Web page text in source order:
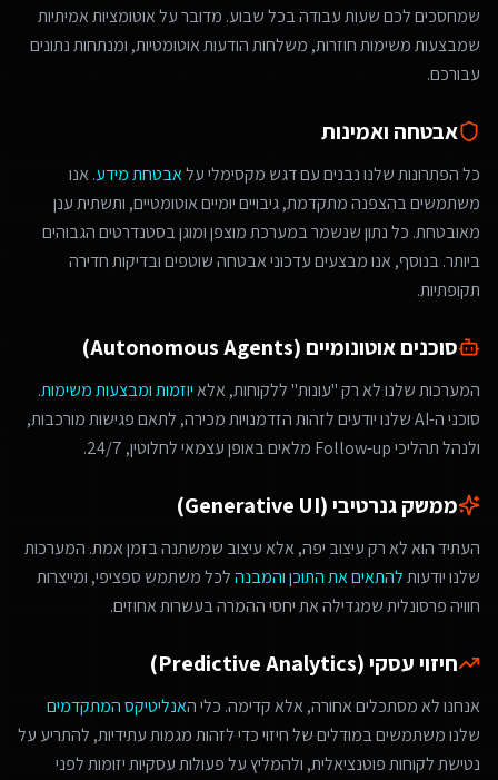
שמחסכים לכם שעות עבודה בכל שבוע. מדובר על אוטומציות אמיתיות
שמבצעות משימות חוזרות, משלחות הודעות אוטומטיות, ומנתחות נתונים
עבורכם.
אבטחה ואמינות
כל הפתרונות שלנו נבנים עם דגש מקסימלי עלאבטחת מידע. אנו
משתמשים בהצפנה מתקדמת, גיבויים יומיים אוטומטיים, ותשתית ענן
מאובטחת. כל נתון שנשמר במערכת מוצפן ומוגן בסטנדרטים הגבוהים
ביותר. בנוסף, אנו מבצעים עדכוני אבטחה שוטפים ובדיקות חדירה
תקופתיות.
סוכנים אוטונומיים (Autonomous Agents)
המערכות שלנו לא רק "עונות" ללקוחות, אלאיוזמות ומבצעות משימות.
סוכני ה-AI שלנו יודעים לזהות הזדמנויות מכירה, לתאם פגישות מורכבות,
ולנהל תהליכי Follow-up מלאים באופן עצמאי לחלוטין, 24/7.
ממשק גנרטיבי (Generative UI)
העתיד הוא לא רק עיצוב יפה, אלא עיצוב שמשתנה בזמן אמת. המערכות
שלנו יודעותלהתאים את התוכן והמבנהלכל משתמש ספציפי, ומייצרות
חוויה פרסונלית שמגדילה את יחסי ההמרה בעשרות אחוזים.
חיזוי עסקי (Predictive Analytics)
אנחנו לא מסתכלים אחורה, אלא קדימה. כלי האנליטיקס המתקדמים
שלנו משתמשים במודלים של חיזוי כדי לזהות מגמות עתידיות, להתריע על
נטישת לקוחות פוטנציאלית, ולהמליץ על פעולות עסקיות יזומות לפני